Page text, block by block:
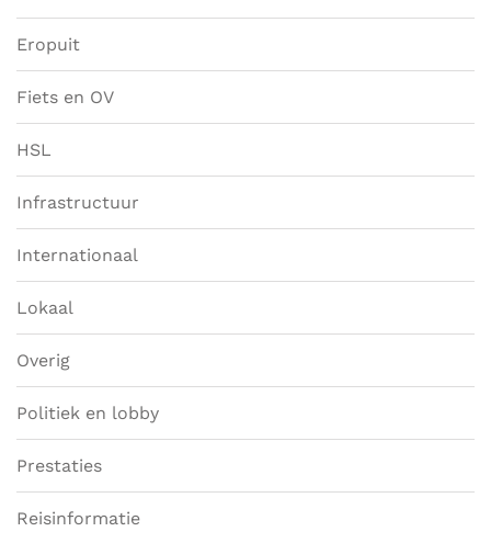
Eropuit
Fiets en OV
HSL
Infrastructuur
Internationaal
Lokaal
Overig
Politiek en lobby
Prestaties
Reisinformatie